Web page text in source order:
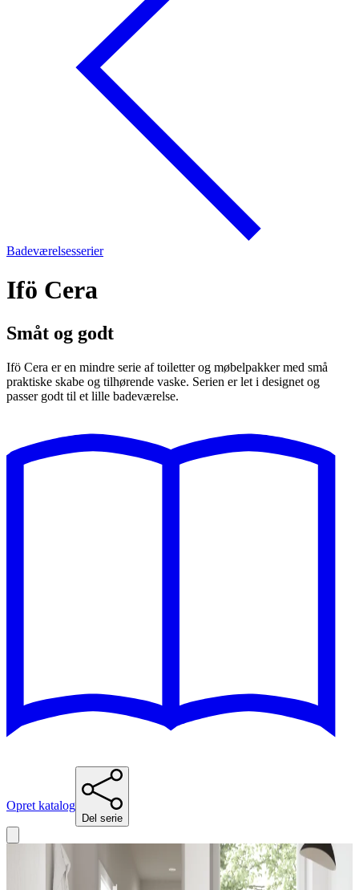
Badeværelsesserier
Ifö Cera
Småt og godt
Ifö Cera er en mindre serie af toiletter og møbelpakker med små
praktiske skabe og tilhørende vaske. Serien er let i designet og
passer godt til et lille badeværelse.
Opret katalog
Del serie